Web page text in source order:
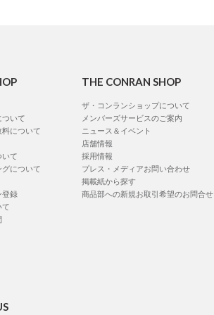
ついて
について
いて
について
登録
て
THE CONRAN SHOP
ザ・コンランショップについて
メンバーズサービスのご案内
ニュース＆イベント
店舗情報
採用情報
プレス・メディアお問い合わせ
掲載紙から探す
商品部への新規お取引希望のお問合せ